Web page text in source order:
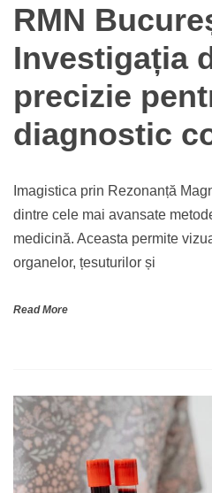
RMN
Investigația
precizie
diagnostic
Imagistica prin Rezonanță
dintre cele mai avansate
medicină. Aceasta permite
organelor, țesuturilor și
Read More